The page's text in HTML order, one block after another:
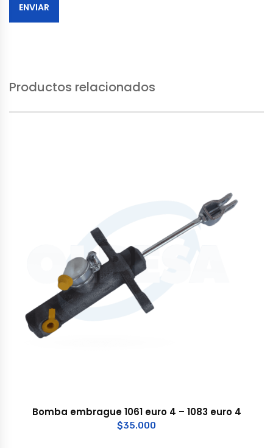
Productos relacionados
Bomba embrague 1061 euro 4 – 1083 euro 4
$35.000